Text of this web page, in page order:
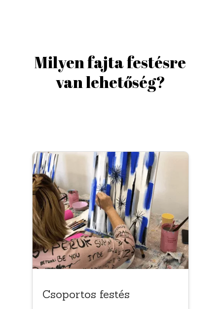
Milyen fajta festésre
van lehetőség?
Csoportos festés